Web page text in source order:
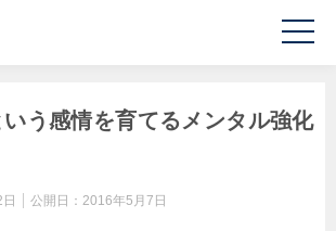
いう感情を育てるメンタル強化
公開日： 2016年5月7日